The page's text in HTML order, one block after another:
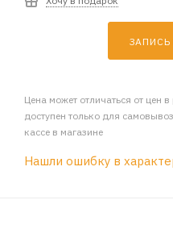
ЗАПИСЬ
Цена может отличаться от цен
доступен только для
кассе в магазине
Нашли ошибку в